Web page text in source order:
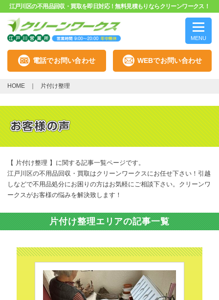
江戸川区の不用品回収・買取を即日対応！無料見積もりならクリーンワークス！
MENU
電話でお問い合わせ WEBでお問い合わせ
HOME 片付け整理
【 片付け整理 】に関する記事一覧ページです。
江戸川区の不用品回収・買取はクリーンワークスにお任せ下さい！引越
しなどで不用品処分にお困りの方はお気軽にご相談下さい。クリーンワ
ークスがお客様の悩みを解決致します！
片付け整理エリアの記事一覧